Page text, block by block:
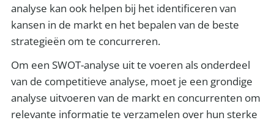
analyse kan ook helpen bij het identificeren van
kansen in de markt en het bepalen van de beste
strategieën om te concurreren.
Om een SWOT-analyse uit te voeren als onderdeel
van de competitieve analyse, moet je een grondige
analyse uitvoeren van de markt en concurrenten om
relevante informatie te verzamelen over hun sterke